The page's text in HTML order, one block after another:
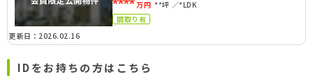
****万円 **坪
*LDK
間取り有
更新日：2026.02.16
IDをお持ちの方はこちら